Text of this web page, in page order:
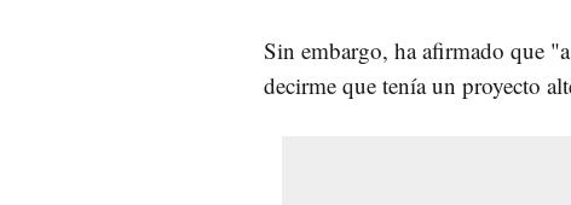
Sin embargo, ha afirmado que
decirme que tenía un proyecto